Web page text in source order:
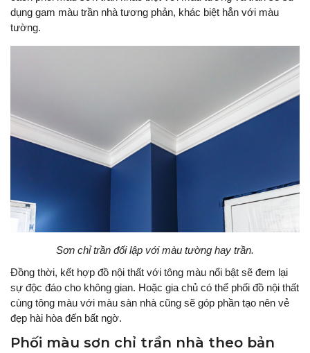
dụng gam màu trần nhà tương phản, khác biệt hẳn với màu
tường.
Sơn chỉ trần đối lập với màu tường hay trần.
Đồng thời, kết hợp đồ nội thất với tông màu nổi bật sẽ đem lại
sự độc đáo cho không gian. Hoặc gia chủ có thể phối đồ nội thất
cùng tông màu với màu sàn nhà cũng sẽ góp phần tạo nên vẻ
đẹp hài hòa đến bất ngờ.
Phối màu sơn chỉ trần nhà theo bản